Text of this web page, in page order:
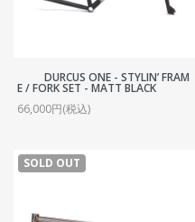
DURCUS ONE - STYLIN’ FRAM
E / FORK SET - MATT BLACK
66,000円(税込)
SOLD OUT